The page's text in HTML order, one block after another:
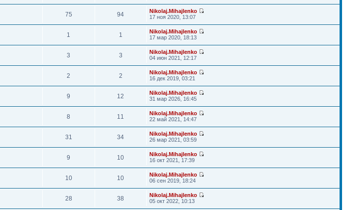
75 94
Nikolaj.Mihajlenko
17 ноя 2020, 13:07
1 1
Nikolaj.Mihajlenko
17 мар 2020, 18:13
3 3
Nikolaj.Mihajlenko
04 июн 2021, 12:17
2 2
Nikolaj.Mihajlenko
16 дек 2019, 03:21
9 12
Nikolaj.Mihajlenko
31 мар 2026, 16:45
8 11
Nikolaj.Mihajlenko
22 май 2021, 14:47
31 34
Nikolaj.Mihajlenko
26 мар 2021, 03:59
9 10
Nikolaj.Mihajlenko
16 окт 2021, 17:39
10 10
Nikolaj.Mihajlenko
06 сен 2019, 18:24
28 38
Nikolaj.Mihajlenko
05 окт 2022, 10:13